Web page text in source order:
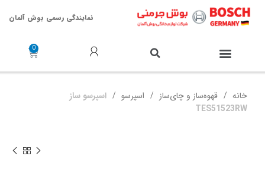
نمایندگی رسمی بوش آلمان
خانه قهوه‌ساز و چای‌ساز اسپرسو
اسپرسو ساز
TES51523RW